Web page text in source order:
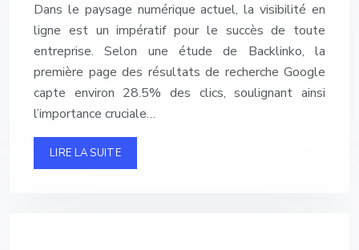
Dans le paysage numérique actuel, la visibilité en
ligne est un impératif pour le succès de toute
entreprise. Selon une étude de Backlinko, la
première page des résultats de recherche Google
capte environ 28.5% des clics, soulignant ainsi
l’importance cruciale…
LIRE LA SUITE